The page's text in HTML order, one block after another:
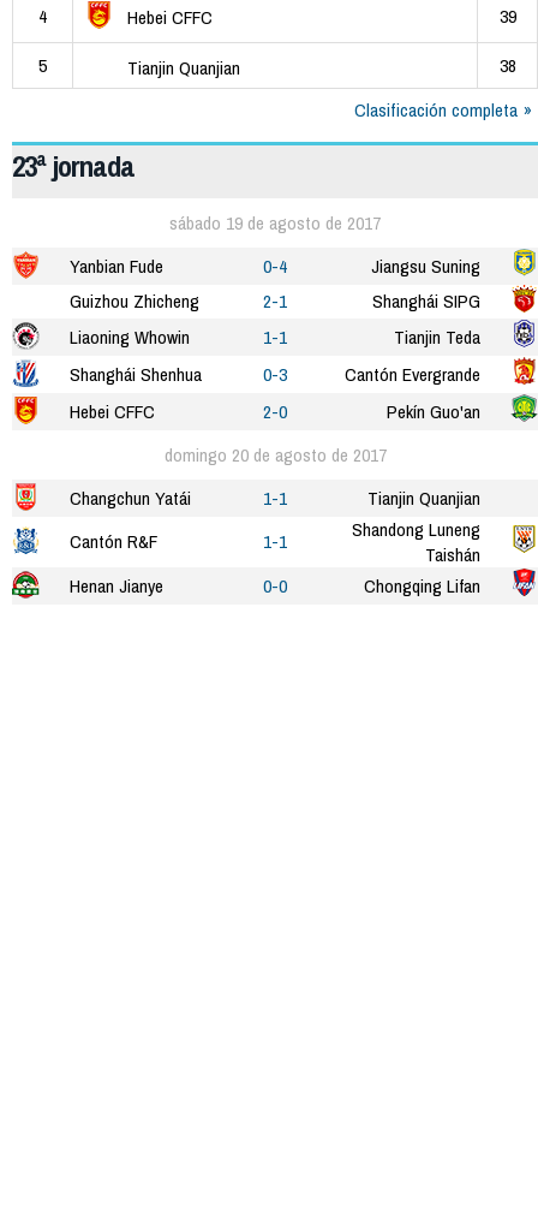
4 Hebei CFFC
39
5
Tianjin Quanjian
38
Clasificación completa
23ª jornada
sábado 19 de agosto de 2017
Yanbian Fude
0-4
Jiangsu Suning
Guizhou Zhicheng
2-1
Shanghái SIPG
Liaoning Whowin
1-1
Tianjin Teda
Shanghái Shenhua
0-3
Cantón Evergrande
Hebei CFFC
2-0
Pekín Guo'an
domingo 20 de agosto de 2017
Changchun Yatái
1-1
Tianjin Quanjian
Cantón R&F
1-1
Shandong Luneng
Taishán
Henan Jianye
0-0 Chongqing Lifan